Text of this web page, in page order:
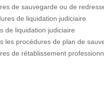
de sauvegarde ou de
de liquidation judiciaire
de liquidation judiciaire
les procédures de plan de
de rétablissement